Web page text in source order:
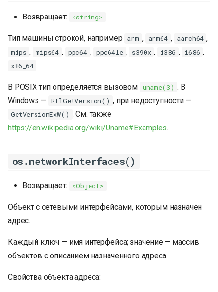
Возвращает: <string>
Тип машины строкой, например arm , arm64 , aarch64 ,
mips , mips64 , ppc64 , ppc64le , s390x , i386 , i686 ,
x86_64 .
В POSIX тип определяется вызовом uname(3) . В
Windows — RtlGetVersion() , при недоступности —
GetVersionExW() . См. также
https://en.wikipedia.org/wiki/Uname#Examples.
os.networkInterfaces()
Возвращает: <Object>
Объект с сетевыми интерфейсами, которым назначен
адрес.
Каждый ключ — имя интерфейса; значение — массив
объектов с описанием назначенного адреса.
Свойства объекта адреса: